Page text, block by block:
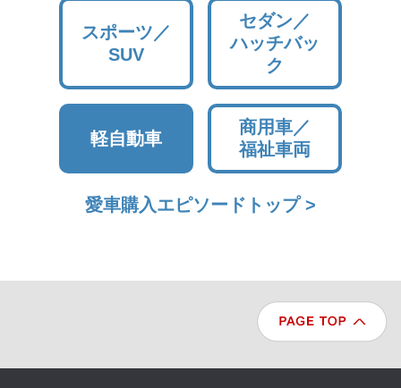
スポーツ／
SUV
セダン／
ハッチバッ
ク
軽自動車
商用車／
福祉車両
愛車購入エピソードトップ >